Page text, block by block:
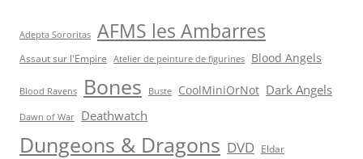
Adepta Sororitas AFMS les Ambarres
Assaut sur l'Empire Atelier de peinture de figurines Blood Angels
Blood Ravens Bones Buste CoolMiniOrNot Dark Angels
Dawn of War Deathwatch
Dungeons & Dragons DVD Eldar